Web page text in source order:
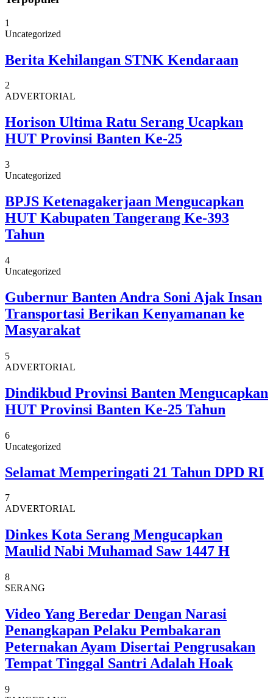
1
Uncategorized
Berita Kehilangan STNK Kendaraan
2
ADVERTORIAL
Horison Ultima Ratu Serang Ucapkan
HUT Provinsi Banten Ke-25
3
Uncategorized
BPJS Ketenagakerjaan Mengucapkan
HUT Kabupaten Tangerang Ke-393
Tahun
4
Uncategorized
Gubernur Banten Andra Soni Ajak Insan
Transportasi Berikan Kenyamanan ke
Masyarakat
5
ADVERTORIAL
Dindikbud Provinsi Banten Mengucapkan
HUT Provinsi Banten Ke-25 Tahun
6
Uncategorized
Selamat Memperingati 21 Tahun DPD RI
7
ADVERTORIAL
Dinkes Kota Serang Mengucapkan
Maulid Nabi Muhamad Saw 1447 H
8
SERANG
Video Yang Beredar Dengan Narasi
Penangkapan Pelaku Pembakaran
Peternakan Ayam Disertai Pengrusakan
Tempat Tinggal Santri Adalah Hoak
9